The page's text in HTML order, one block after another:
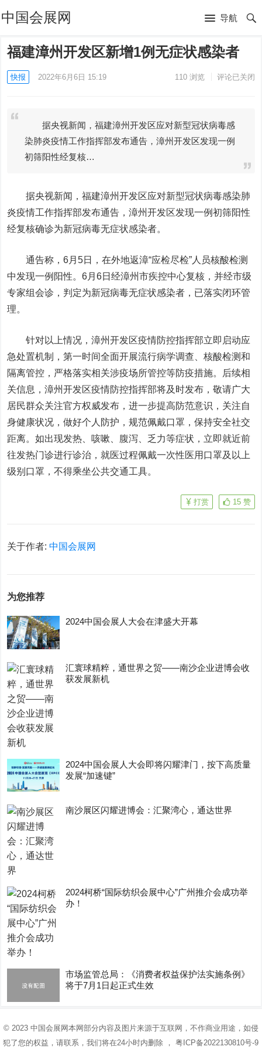
中国会展网 导航
福建漳州开发区新增1例无症状感染者
快报 2022年6月6日 15:19 110浏览 评论已关闭
据央视新闻，福建漳州开发区应对新型冠状病毒感
染肺炎疫情工作指挥部发布通告，漳州开发区发现一例
初筛阳性经复核…
据央视新闻，福建漳州开发区应对新型冠状病毒感染肺
炎疫情工作指挥部发布通告，漳州开发区发现一例初筛阳性
经复核确诊为新冠病毒无症状感染者。
通告称，6月5日，在外地返漳“应检尽检”人员核酸检测
中发现一例阳性。6月6日经漳州市疾控中心复核，并经市级
专家组会诊，判定为新冠病毒无症状感染者，已落实闭环管
理。
针对以上情况，漳州开发区疫情防控指挥部立即启动应
急处置机制，第一时间全面开展流行病学调查、核酸检测和
隔离管控，严格落实相关涉疫场所管控等防疫措施。后续相
关信息，漳州开发区疫情防控指挥部将及时发布，敬请广大
居民群众关注官方权威发布，进一步提高防范意识，关注自
身健康状况，做好个人防护，规范佩戴口罩，保持安全社交
距离。如出现发热、咳嗽、腹泻、乏力等症状，立即就近前
往发热门诊进行诊治，就医过程佩戴一次性医用口罩及以上
级别口罩，不得乘坐公共交通工具。
15 赞
打赏
关于作者:中国会展网
为您推荐
2024中国会展人大会在津盛大开幕
汇寰球精粹，通世界之贸——南沙企业进博会收
获发展新机
2024中国会展人大会即将闪耀津门，按下高质量
发展“加速键”
南沙展区闪耀进博会：汇聚湾心，通达世界
2024柯桥“国际纺织会展中心”广州推介会成功举
办！
市场监管总局：《消费者权益保护法实施条例》
将于7月1日起正式生效
© 2023 中国会展网本网部分内容及图片来源于互联网，不作商业用途，如侵
犯了您的权益，请联系，我们将在24小时内删除 ，粤ICP备2022130810号-9